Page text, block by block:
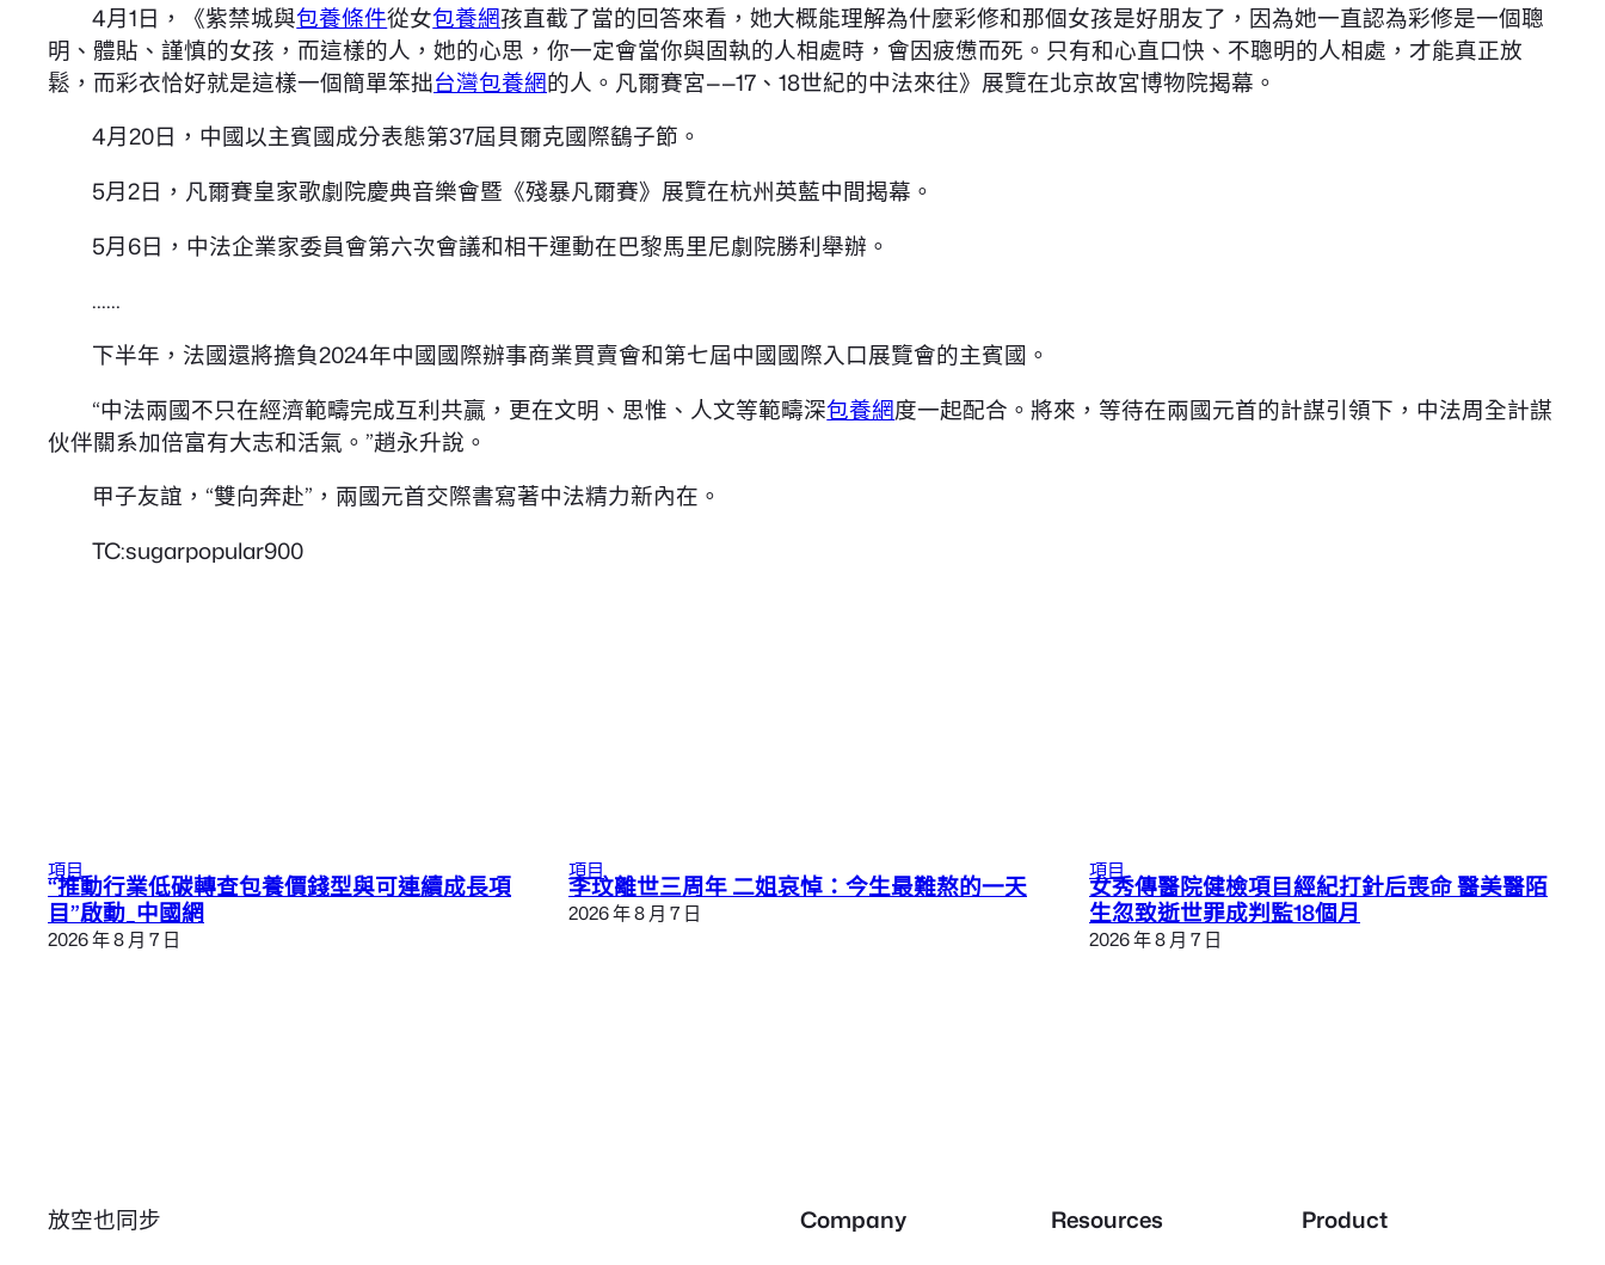
4月1日，《紫禁城與包養條件從女包養網孩直截了當的回答來看，她大概能理解為什麼彩修和那個女孩是好朋友了，因為她一直認為彩修是一個聰
明、體貼、謹慎的女孩，而這樣的人，她的心思，你一定會當你與固執的人相處時，會因疲憊而死。只有和心直口快、不聰明的人相處，才能真正放
鬆，而彩衣恰好就是這樣一個簡單笨拙台灣包養網的人。凡爾賽宮——17、18世紀的中法來往》展覽在北京故宮博物院揭幕。
4月20日，中國以主賓國成分表態第37屆貝爾克國際鷂子節。
5月2日，凡爾賽皇家歌劇院慶典音樂會暨《殘暴凡爾賽》展覽在杭州英藍中間揭幕。
5月6日，中法企業家委員會第六次會議和相干運動在巴黎馬里尼劇院勝利舉辦。
……
下半年，法國還將擔負2024年中國國際辦事商業買賣會和第七屆中國國際入口展覽會的主賓國。
“中法兩國不只在經濟範疇完成互利共贏，更在文明、思惟、人文等範疇深包養網度一起配合。將來，等待在兩國元首的計謀引領下，中法周全計謀
伙伴關系加倍富有大志和活氣。”趙永升說。
甲子友誼，“雙向奔赴”，兩國元首交際書寫著中法精力新內在。
TC:sugarpopular900
項目
“推動行業低碳轉查包養價錢型與可連續成長項
目”啟動_中國網
2026 年 8 月 7 日
項目
李玟離世三周年 二姐哀悼：今生最難熬的一天
2026 年 8 月 7 日
項目
女秀傳醫院健檢項目經紀打針后喪命 醫美醫陌
生忽致逝世罪成判監18個月
2026 年 8 月 7 日
放空也同步 Company Resources Product